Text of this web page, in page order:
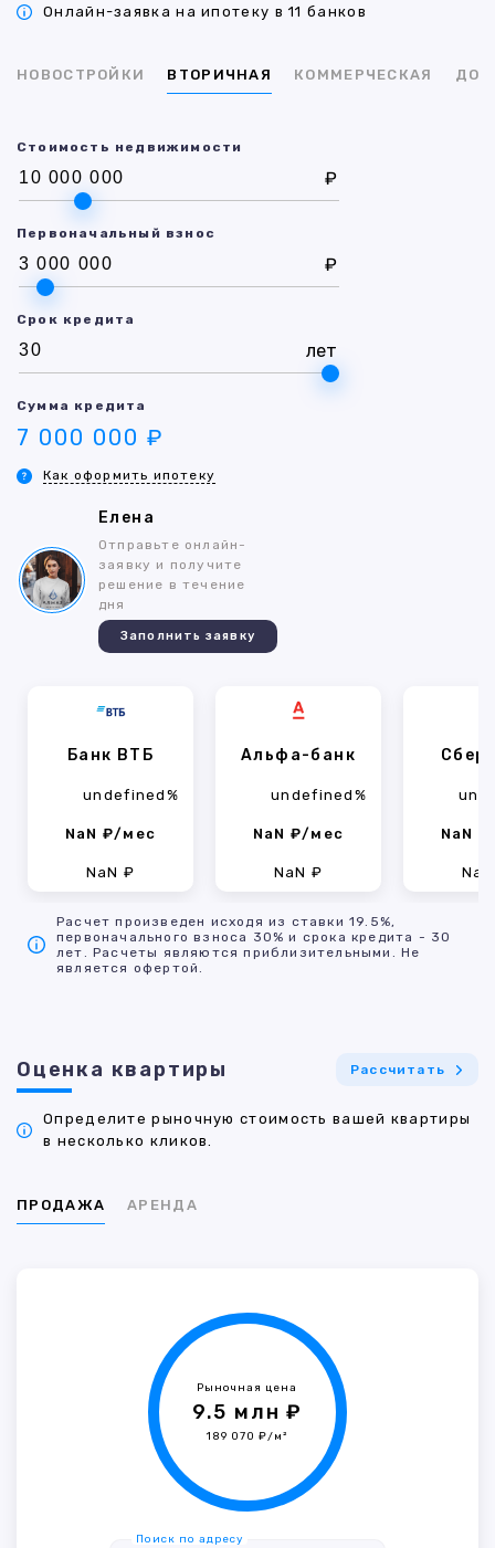
Онлайн-заявка на ипотеку в 11 банков
НОВОСТРОЙКИ ВТОРИЧНАЯ КОММЕРЧЕСКАЯ ДОМ
Стоимость недвижимости
₽
Первоначальный взнос
₽
Срок кредита
лет
Сумма кредита
7 000 000 ₽
Как оформить ипотеку
Елена
Отправьте онлайн-
заявку и получите
решение в течение
дня
Заполнить заявку
Банк ВТБ
undefined%
NaN ₽/мес
NaN ₽
Альфа-банк
undefined%
NaN ₽/мес
NaN ₽
NaN
Расчет произведен исходя из ставки 19.5%,
первоначального взноса 30% и срока кредита - 30
лет. Расчеты являются приблизительными. Не
является офертой.
Оценка квартиры Рассчитать
Определите рыночную стоимость вашей квартиры
в несколько кликов.
ПРОДАЖА АРЕНДА
Рыночная цена
9.5 млн ₽
189 070 ₽/м²
Поиск по адресу